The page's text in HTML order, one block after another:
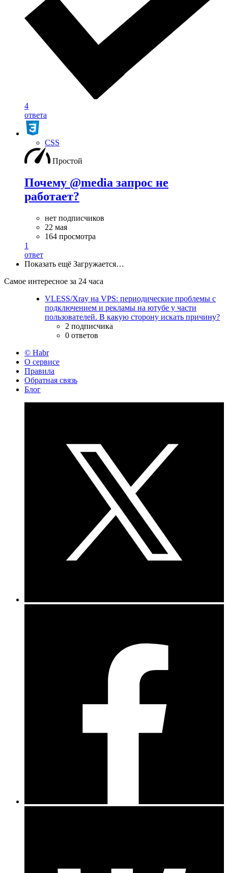
4
ответа
CSS
Простой
Почему @media запрос не
работает?
нет подписчиков
22 мая
164 просмотра
1
ответ
Показать ещё Загружается…
Самое интересное за 24 часа
VLESS/Xray на VPS: периодические проблемы с
подключением и рекламы на ютубе у части
пользователей. В какую сторону искать причину?
2 подписчика
0 ответов
© Habr
О сервисе
Правила
Обратная связь
Блог